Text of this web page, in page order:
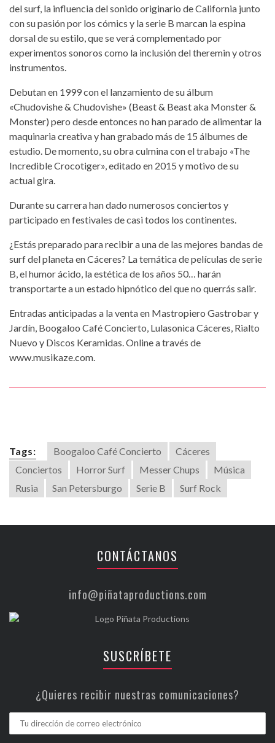
del surf, la influencia del sonido originario de California junto
con su pasión por los cómics y la serie B marcan la espina
dorsal de su estilo, que se verá complementado por
experimentos sonoros como la inclusión del theremin y otros
instrumentos.
Debutan en 1999 con el lanzamiento de su álbum
«Chudovishe & Chudovishe» (Beast & Beast aka Monster &
Monster) pero desde entonces no han parado de alimentar la
maquinaria creativa y han grabado más de 15 álbumes de
estudio. De momento, su obra culmina con el trabajo «The
Incredible Crocotiger», editado en 2015 y motivo de su
actual gira.
Durante su carrera han dado numerosos conciertos y
participado en festivales de casi todos los continentes.
¿Estás preparado para recibir a una de las mejores bandas de
surf del planeta en Cáceres? La temática de películas de serie
B, el humor ácido, la estética de los años 50… harán
transportarte a un estado hipnótico del que no querrás salir.
Entradas anticipadas a la venta en Mastropiero Gastrobar y
Jardín, Boogaloo Café Concierto, Lulasonica Cáceres, Rialto
Nuevo y Discos Keramidas. Online a través de
www.musikaze.com.
Tags: Boogaloo Café Concierto
Cáceres
Conciertos
Horror Surf Messer Chups
Música
Rusia
San Petersburgo Serie B Surf Rock
CONTÁCTANOS
info@piñataproductions.com
SUSCRÍBETE
¿Quieres recibir nuestras comunicaciones?